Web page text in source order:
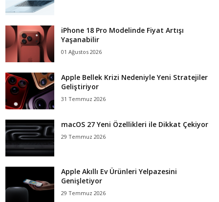
iPhone 18 Pro Modelinde Fiyat Artışı
Yaşanabilir
01 Ağustos 2026
Apple Bellek Krizi Nedeniyle Yeni Stratejiler
Geliştiriyor
31 Temmuz 2026
macOS 27 Yeni Özellikleri ile Dikkat Çekiyor
29 Temmuz 2026
Apple Akıllı Ev Ürünleri Yelpazesini
Genişletiyor
29 Temmuz 2026